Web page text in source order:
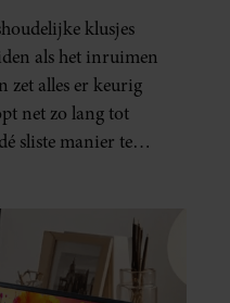
klusjes
als het inruimen
zet alles er keurig
net zo lang tot
sliste manier te